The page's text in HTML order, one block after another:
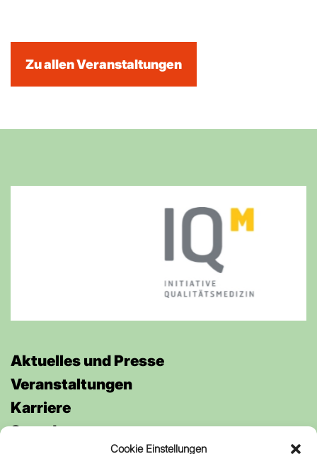
Cookie Einstellungen
Zu allen Veranstal­tungen
Aktuelles und Presse
Veran­staltungen
Karriere
Spenden